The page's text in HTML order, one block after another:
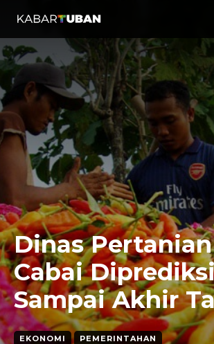
Dinas
Cabai
Sampai Akhir
EKONOMI PEMERINTAHAN